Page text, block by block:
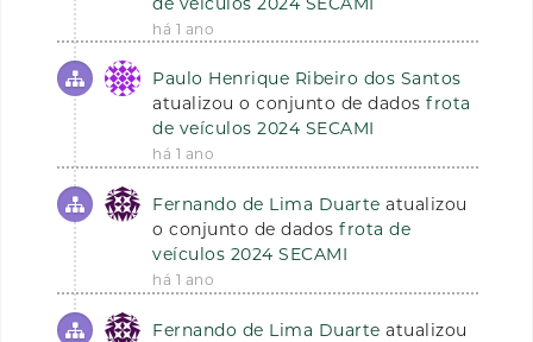
há 1 ano
Paulo Henrique Ribeiro dos Santos
atualizou o conjunto de dados frota
de veículos 2024 SECAMI
há 1 ano
Fernando de Lima Duarte atualizou
o conjunto de dados frota de
veículos 2024 SECAMI
há 1 ano
Fernando de Lima Duarte atualizou